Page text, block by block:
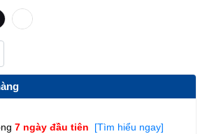
7 ngày đầu tiên [Tìm hiểu ngay]